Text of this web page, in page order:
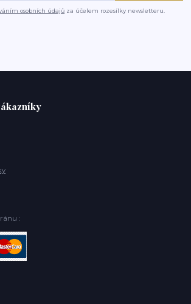
osobních údajů za účelem rozesílky newsletteru.
: